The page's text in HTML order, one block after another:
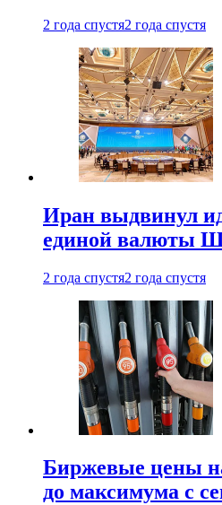
2 года спустя2 года спустя
Иран выдвинул
единой валюты
2 года спустя2 года спустя
Биржевые цены
до максимума с